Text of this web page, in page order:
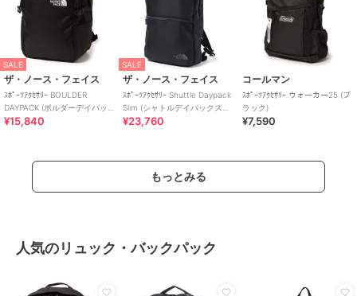
SALE
ザ・ノース・フェイス
ｽﾎﾟｰﾂｱｸｾｻﾘｰ BOULDER
DAYPACK (ボルダーデイパッ
ク)
¥15,840
SALE
ザ・ノース・フェイス
ｽﾎﾟｰﾂｱｸｾｻﾘｰ Shuttle Daypack
Slim (シャトルデイパックスリ
ム)
¥23,760
コールマン
ｽﾎﾟｰﾂｱｸｾｻﾘｰ ウォーカー25 (ブ
ラック)
¥7,590
もっとみる
人気のリュック・バックパック